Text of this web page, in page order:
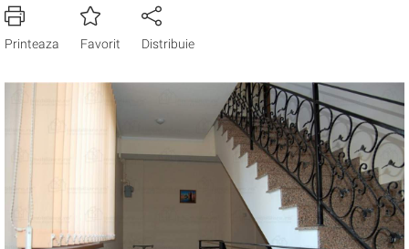
Printeaza Favorit Distribuie